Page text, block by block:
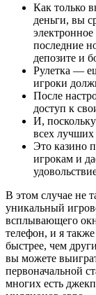
Как только
деньги, вы
последние
депозите и
Рулетка —
игроки
После
доступ к
И,
всех лучших
Это казино
игрокам и
В этом случае не
уникальный
всплывающего
телефон, и я
быстрее, чем
вы можете
первоначальной
многих есть